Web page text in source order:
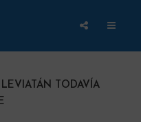
TODAVÍA